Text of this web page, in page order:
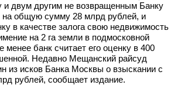
и двум другим не возвращенным Банку
общую сумму 28 млрд рублей, и
в качестве залога свою недвижимость
на 2 га земли в подмосковной
менее банк считает его оценку в 400
Недавно Мещанский райсуд
из исков Банка Москвы о взыскании с
рублей, сообщает издание.